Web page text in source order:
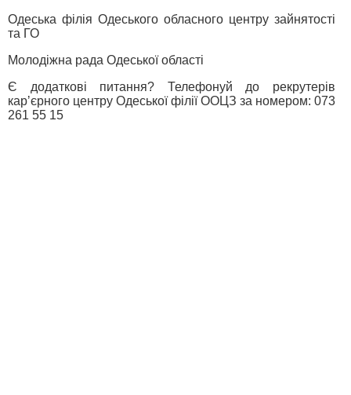
Одеська філія Одеського обласного центру зайнятості
та ГО
Молодіжна рада Одеської області
Є додаткові питання? Телефонуй до рекрутерів
карʼєрного центру Одеської філії ООЦЗ за номером: 073
261 55 15